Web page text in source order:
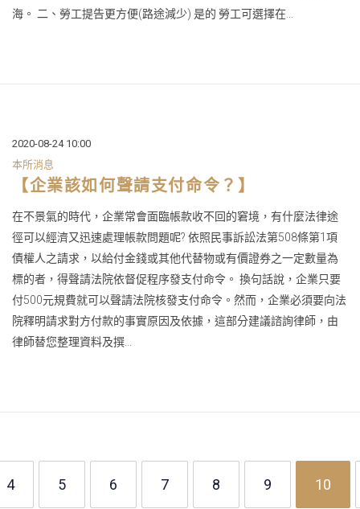
海。 二、勞工提告更方便(路途減少) 是的 勞工可選擇在...
2020-08-24 10:00
本所消息
【企業該如何聲請支付命令？】
在不景氣的時代，企業常會面臨帳款收不回的窘境，有什麼法律途
徑可以經濟又迅速處理帳款問題呢? 依照民事訴訟法第508條第1項
債權人之請求，以給付金錢或其他代替物或有價證券之一定數量為
標的者，得聲請法院依督促程序發支付命令。 換句話說，企業只要
付500元規費就可以聲請法院核發支付命令。然而，企業必須要向法
院釋明請求對方付款的事實原因及依據，這部分建議諮詢律師，由
律師替您整理資料及撰...
4 5 6 7 8 9 10